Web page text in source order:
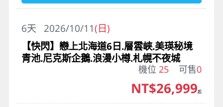
2026/10/11(日)
6天
【快閃】戀上北海道6日.層雲峽.美瑛秘境
青池.尼克斯企鵝.浪漫小樽.札幌不夜城
機位 25 可售0
NT$26,999起